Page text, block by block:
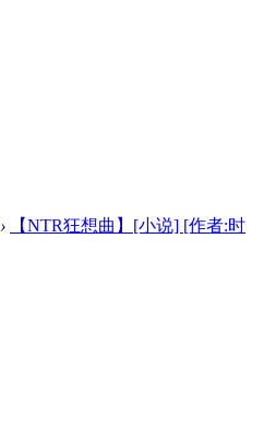
›
【NTR狂想曲】[小说] [作者:时